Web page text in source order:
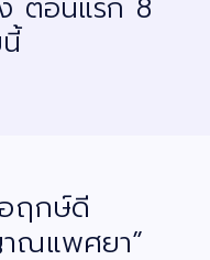
ตอนแรก 8
ฤกษ์ดี
ณแพศยา”